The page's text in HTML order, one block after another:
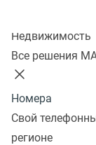
Недвижимость
Все решения
Номера
Свой
регионе
Новые
бизнеса